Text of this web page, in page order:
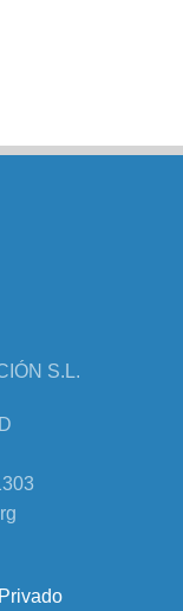
S.L.
Privado